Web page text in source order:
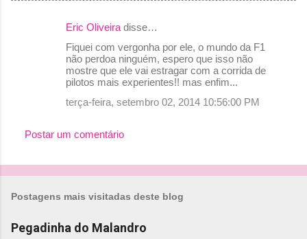
t
s
Eric Oliveira disse…
Fiquei com vergonha por ele, o mundo da F1
não perdoa ninguém, espero que isso não
mostre que ele vai estragar com a corrida de
pilotos mais experientes!! mas enfim...
terça-feira, setembro 02, 2014 10:56:00 PM
Postar um comentário
Postagens mais visitadas deste blog
Pegadinha do Malandro